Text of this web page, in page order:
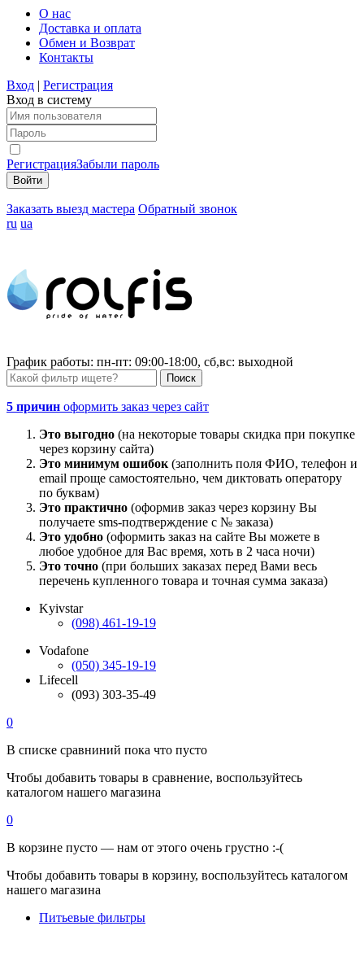
О нас
Доставка и оплата
Обмен и Возврат
Контакты
Вход | Регистрация
Вход в систему
РегистрацияЗабыли пароль
Заказать выезд мастера Обратный звонок
ru ua
График работы: пн-пт: 09:00-18:00, сб,вс: выходной
5 причин оформить заказ через сайт
Это выгодно (на некоторые товары скидка при покупке
через корзину сайта)
Это минимум ошибок (заполнить поля ФИО, телефон и
email проще самостоятельно, чем диктовать оператору
по буквам)
Это практично (оформив заказ через корзину Вы
получаете sms-подтверждение с № заказа)
Это удобно (оформить заказ на сайте Вы можете в
любое удобное для Вас время, хоть в 2 часа ночи)
Это точно (при больших заказах перед Вами весь
перечень купленного товара и точная сумма заказа)
Kyivstar
(098) 461-19-19
Vodafone
(050) 345-19-19
Lifecell
(093) 303-35-49
0
В списке сравниний пока что пусто
Чтобы добавить товары в сравнение, воспользуйтесь
каталогом нашего магазина
0
В корзине пусто — нам от этого очень грустно :-(
Чтобы добавить товары в корзину, воспользуйтесь каталогом
нашего магазина
Питьевые фильтры